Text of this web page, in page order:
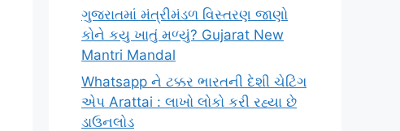
ગુજરાતમાં મંત્રીમંડળ વિસ્તરણ જાણો
કોને કયુ ખાતું મળ્યું? Gujarat New
Mantri Mandal
Whatsapp ને ટક્કર ભારતની દેશી ચેટિંગ
એપ Arattai : લાખો લોકો કરી રહ્યા છે
ડાઉનલોડ